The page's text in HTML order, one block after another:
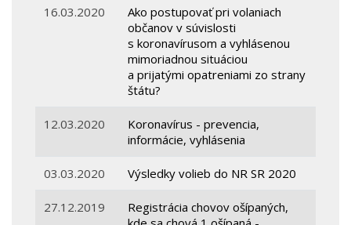
16.03.2020
Ako postupovať pri volaniach
občanov v súvislosti
s koronavírusom a vyhlásenou
mimoriadnou situáciou
a prijatými opatreniami zo strany
štátu?
12.03.2020
Koronavírus - prevencia,
informácie, vyhlásenia
03.03.2020 Výsledky volieb do NR SR 2020
27.12.2019
Registrácia chovov ošípaných,